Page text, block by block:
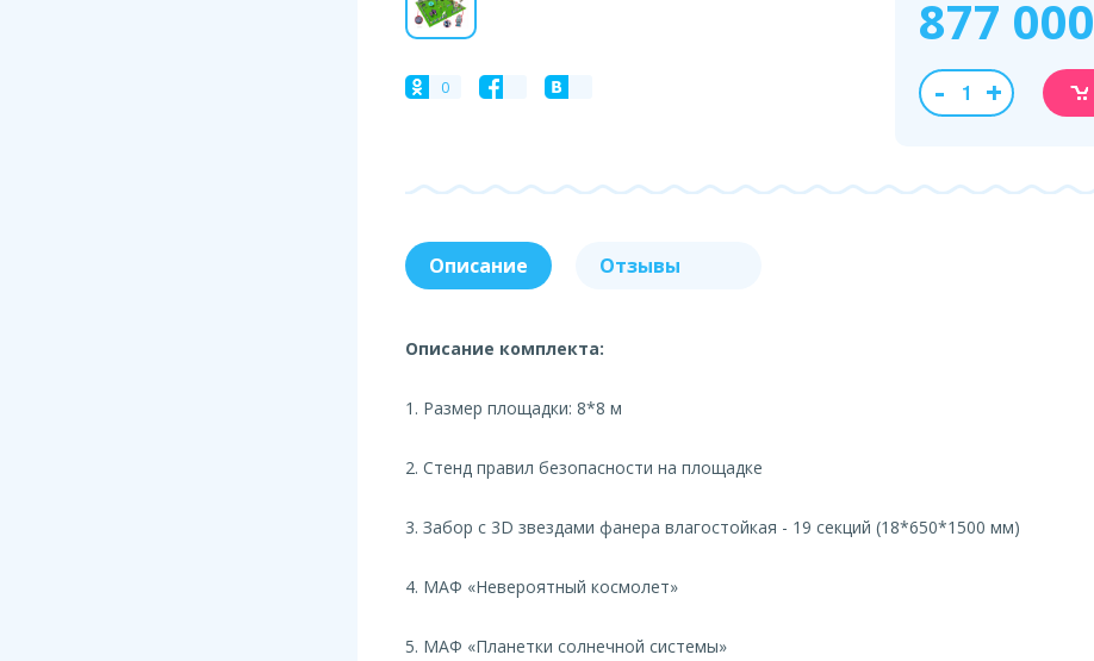
0
877 000
- +
Описание Отзывы
Описание комплекта:
1. Размер площадки: 8*8 м
2. Стенд правил безопасности на площадке
3. Забор с 3D звездами фанера влагостойкая - 19 секций (18*650*1500 мм)
4. МАФ «Невероятный космолет»
5. МАФ «Планетки солнечной системы»